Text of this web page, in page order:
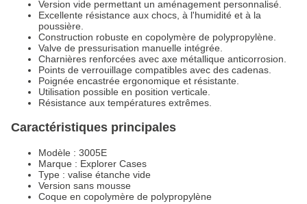
Version vide permettant un aménagement personnalisé.
Excellente résistance aux chocs, à l'humidité et à la
poussière.
Construction robuste en copolymère de polypropylène.
Valve de pressurisation manuelle intégrée.
Charnières renforcées avec axe métallique anticorrosion.
Points de verrouillage compatibles avec des cadenas.
Poignée encastrée ergonomique et résistante.
Utilisation possible en position verticale.
Résistance aux températures extrêmes.
Caractéristiques principales
Modèle : 3005E
Marque : Explorer Cases
Type : valise étanche vide
Version sans mousse
Coque en copolymère de polypropylène